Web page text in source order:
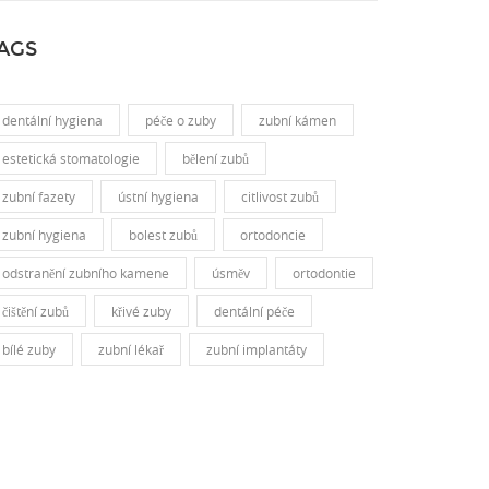
dentální hygiena péče o zuby zubní kámen
estetická stomatologie bělení zubů
zubní fazety ústní hygiena citlivost zubů
zubní hygiena bolest zubů ortodoncie
odstranění zubního kamene úsměv ortodontie
čištění zubů křivé zuby dentální péče
bílé zuby zubní lékař zubní implantáty